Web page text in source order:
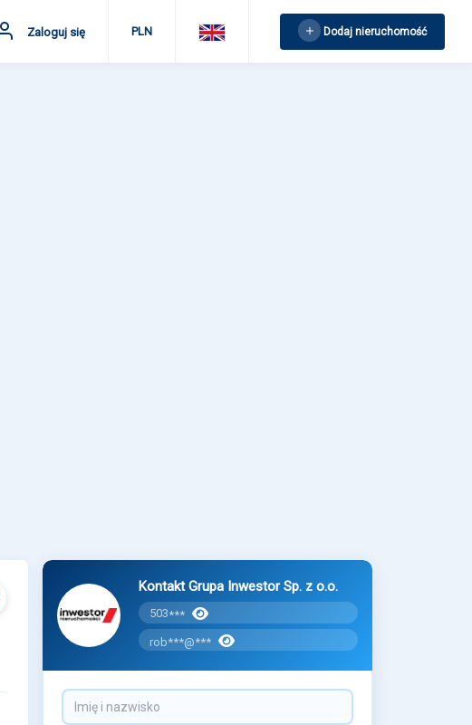
Dodaj nieruchomość
PLN
Zaloguj się
Kontakt Grupa Inwestor Sp. z o.o.
503***
rob***@***